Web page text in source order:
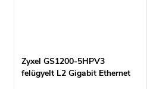
Zyxel GS1200-5HPV3
felügyelt L2 Gigabit Ethernet